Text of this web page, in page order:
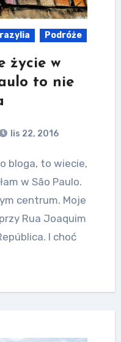
Podróże
życie w
to nie
lis 22, 2016
bloga, to wiecie,
w São Paulo.
centrum. Moje
Rua Joaquim
I choć